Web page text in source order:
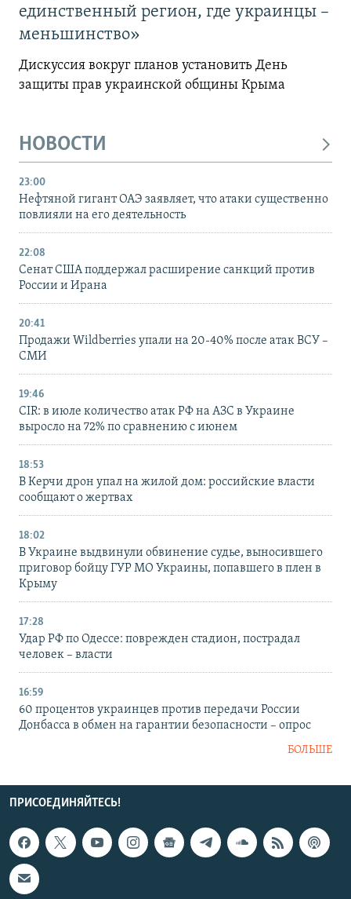
единственный регион, где украинцы –
меньшинство»
Дискуссия вокруг планов установить День
защиты прав украинской общины Крыма
НОВОСТИ
23:00
Нефтяной гигант ОАЭ заявляет, что атаки существенно
повлияли на его деятельность
22:08
Сенат США поддержал расширение санкций против
России и Ирана
20:41
Продажи Wildberries упали на 20-40% после атак ВСУ –
СМИ
19:46
CIR: в июле количество атак РФ на АЗС в Украине
выросло на 72% по сравнению с июнем
18:53
В Керчи дрон упал на жилой дом: российские власти
сообщают о жертвах
18:02
В Украине выдвинули обвинение судье, выносившего
приговор бойцу ГУР МО Украины, попавшего в плен в
Крыму
17:28
Удар РФ по Одессе: поврежден стадион, пострадал
человек – власти
16:59
60 процентов украинцев против передачи России
Донбасса в обмен на гарантии безопасности – опрос
БОЛЬШЕ
ПРИСОЕДИНЯЙТЕСЬ!